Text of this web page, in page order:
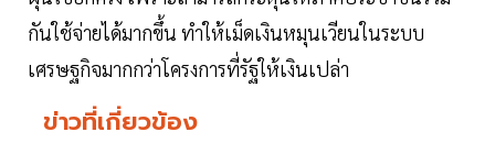
กันใช้จ่ายได้มากขึ้น ทำให้เม็ดเงินหมุนเวียนในระบบ
เศรษฐกิจมากกว่าโครงการที่รัฐให้เงินเปล่า
ข่าวที่เกี่ยวข้อง